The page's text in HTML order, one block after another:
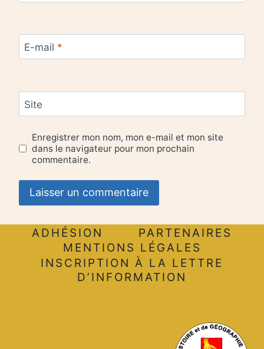
E-mail *
Site
Enregistrer mon nom, mon e-mail et mon site
dans le navigateur pour mon prochain
commentaire.
ADHÉSION
PARTENAIRES
MENTIONS LÉGALES
INSCRIPTION À LA LETTRE
D’INFORMATION